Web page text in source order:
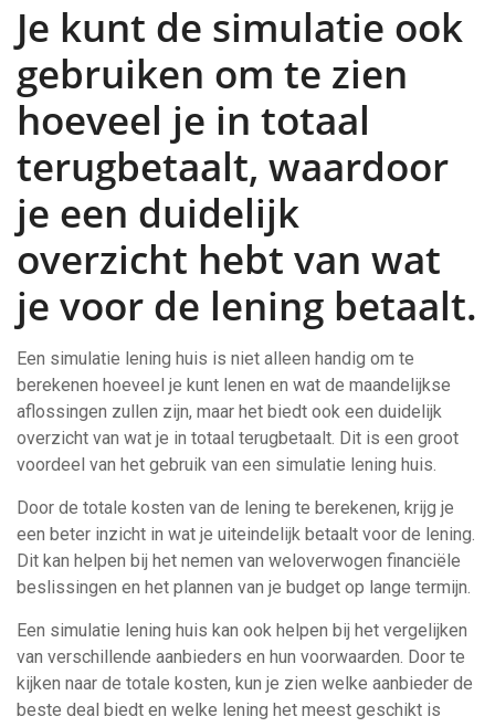
Je kunt de simulatie ook
gebruiken om te zien
hoeveel je in totaal
terugbetaalt, waardoor
je een duidelijk
overzicht hebt van wat
je voor de lening betaalt.
Een simulatie lening huis is niet alleen handig om te
berekenen hoeveel je kunt lenen en wat de maandelijkse
aflossingen zullen zijn, maar het biedt ook een duidelijk
overzicht van wat je in totaal terugbetaalt. Dit is een groot
voordeel van het gebruik van een simulatie lening huis.
Door de totale kosten van de lening te berekenen, krijg je
een beter inzicht in wat je uiteindelijk betaalt voor de lening.
Dit kan helpen bij het nemen van weloverwogen financiële
beslissingen en het plannen van je budget op lange termijn.
Een simulatie lening huis kan ook helpen bij het vergelijken
van verschillende aanbieders en hun voorwaarden. Door te
kijken naar de totale kosten, kun je zien welke aanbieder de
beste deal biedt en welke lening het meest geschikt is